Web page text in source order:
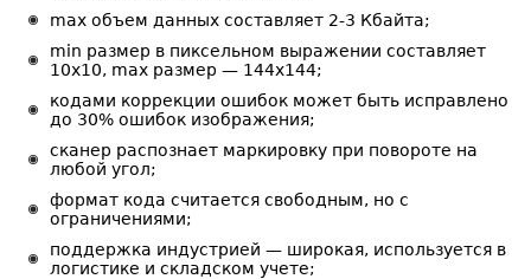
max объем данных составляет 2-3 Кбайта;
min размер в пиксельном выражении составляет
10х10, max размер — 144х144;
кодами коррекции ошибок может быть исправлено
до 30% ошибок изображения;
сканер распознает маркировку при повороте на
любой угол;
формат кода считается свободным, но с
ограничениями;
поддержка индустрией — широкая, используется в
логистике и складском учете;